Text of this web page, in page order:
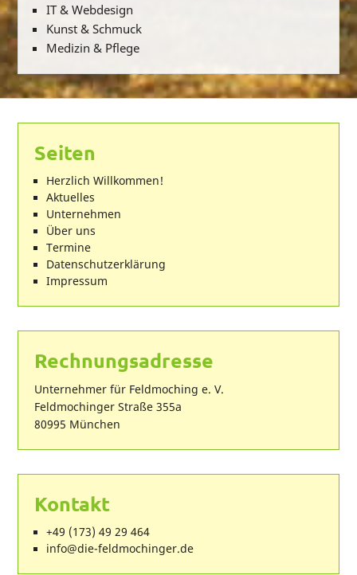
IT & Webdesign
Kunst & Schmuck
Medizin & Pflege
Seiten
Herzlich Willkommen!
Aktuelles
Unternehmen
Über uns
Termine
Datenschutzerklärung
Impressum
Rechnungsadresse
Unternehmer für Feldmoching e. V.
Feldmochinger Straße 355a
80995 München
Kontakt
+49 (173) 49 29 464
ed.regnihcomdlef-eid@ofni